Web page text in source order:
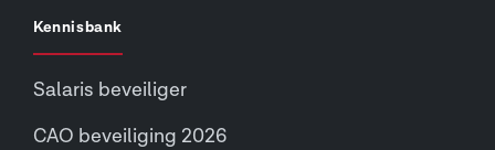
Kennisbank
Salaris beveiliger
CAO beveiliging 2026